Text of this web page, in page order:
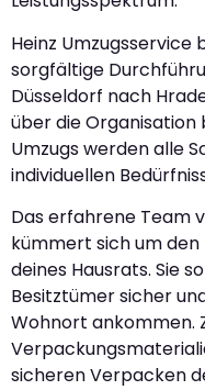
Heinz Umzugsservice
sorgfältige
Düsseldorf nach
über die Organisation
Umzugs werden alle
individuellen
Das erfahrene Team
kümmert sich um
deines Hausrats. Sie
Besitztümer sicher
Wohnort ankommen.
sicheren Verpacken